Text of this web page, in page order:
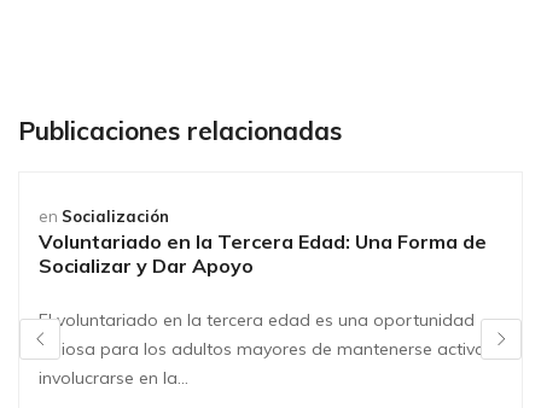
Publicaciones relacionadas
en Socialización
Voluntariado en la Tercera Edad: Una Forma de
Socializar y Dar Apoyo
El voluntariado en la tercera edad es una oportunidad
valiosa para los adultos mayores de mantenerse activos,
involucrarse en la…